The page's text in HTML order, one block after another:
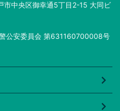
中央区御幸通5丁目2-15 大同ビ
公安委員会 第631160700008号